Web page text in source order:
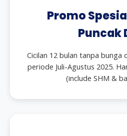
Promo
Puncak
Cicilan 12 bulan tanpa bunga
periode Juli-Agustus 2025.
(include SHM &